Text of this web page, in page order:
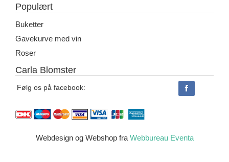
Populært
Buketter
Gavekurve med vin
Roser
Carla Blomster
Følg os på facebook:
Webdesign og Webshop fra Webbureau Eventa